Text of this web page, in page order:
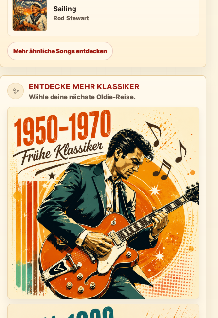
Sailing
Rod Stewart
Mehr ähnliche Songs entdecken
✨ ENTDECKE MEHR KLASSIKER
Wähle deine nächste Oldie-Reise.